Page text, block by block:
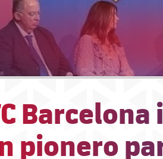
pionero